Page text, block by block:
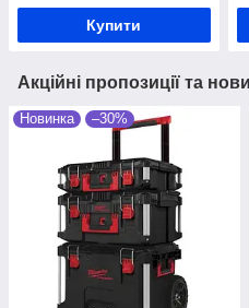
Купити
Акційні пропозиції та
Новинка –30%